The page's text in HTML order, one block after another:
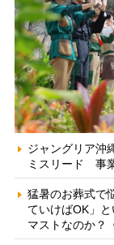
ジャングリア沖
ミスリード 事
猛暑のお葬式で
ていけばOK」
マストなのか？